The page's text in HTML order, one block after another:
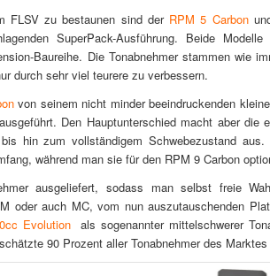
FLSV zu bestaunen sind der RPM 5 Carbon
SuperPack-Ausführung. Beide Modelle
Baureihe. Die Tonabnehmer stammen wie
durch sehr viel teurere zu verbessern.
von seinem nicht minder beeindruckenden
Den Hauptunterschied macht aber die
hin zum vollständigem Schwebezustand
während man sie für den RPM 9 Carbon
ausgeliefert, sodass man selbst freie
oder auch MC, vom nun auszutauschenden
Evolutionals sogenannter mittelschwerer
90 Prozent aller Tonabnehmer des Marktes